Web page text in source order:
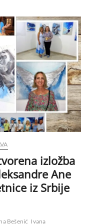
izložba
Ane
iz Srbije
Bešenić Ivana